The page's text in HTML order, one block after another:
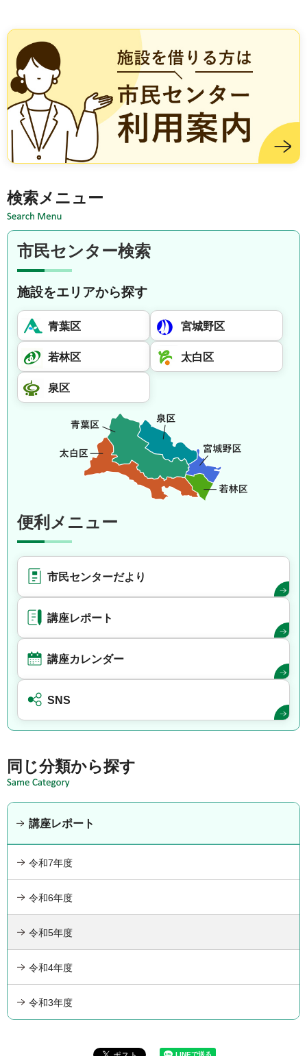
検索メニュー
市民センター検索
施設をエリアから探す
青葉区 宮城野区
若林区 太白区
泉区
便利メニュー
市民センターだより
講座レポート
講座カレンダー
SNS
同じ分類から探す
講座レポート
令和7年度
令和6年度
令和5年度
令和4年度
令和3年度